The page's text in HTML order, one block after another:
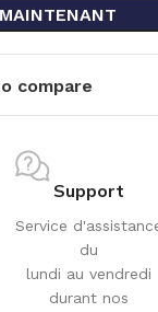
compare
Support
Service
du
lundi au vendredi
durant nos